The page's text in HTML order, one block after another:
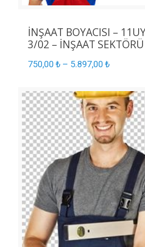
İNŞAAT BOYACISI –
3/02 – İNŞAAT
750,00 ₺– 5.897,00 ₺